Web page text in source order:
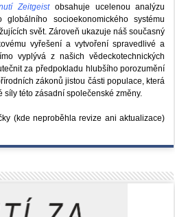
Zeitgeistobsahuje ucelenou analýzu
globálního socioekonomického systému
svět. Zároveň ukazuje náš současný
vyřešení a vytvoření spravedlivé a
vyplývá z našich vědeckotechnických
za předpokladu hlubšího porozumění
zákonů jistou části populace, která
této zásadní společenské změny.
(kde neproběhla revize ani aktualizace)